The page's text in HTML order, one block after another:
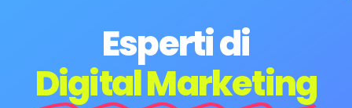
Esperti di
Digital Marketing